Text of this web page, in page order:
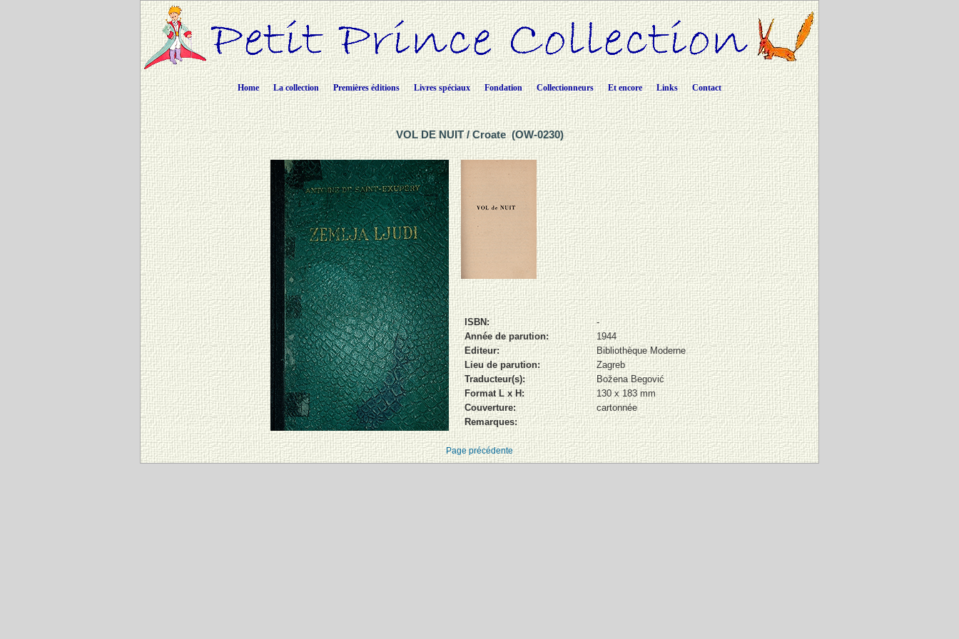
Home La collection Premières éditions Livres spéciaux Fondation Collectionneurs Et encore Links Contact
VOL DE NUIT / Croate (OW-0230)
ISBN:
-
Année de parution:
1944
Editeur:
Bibliothèque Moderne
Lieu de parution:
Zagreb
Traducteur(s):
Božena Begović
Format L x H:
130 x 183 mm
Couverture:
cartonnée
Remarques:
Page précédente